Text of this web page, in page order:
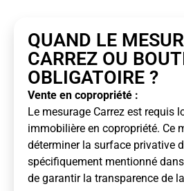
QUAND LE
CARREZ OU
OBLIGATOIRE ?
Vente en copropriété :
Le mesurage Carrez est requis
immobilière en copropriété. Ce
déterminer la surface privative
spécifiquement mentionné
de garantir la transparence de